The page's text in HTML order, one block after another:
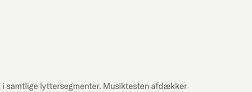
samtlige lyttersegmenter. Musiktesten afdækker